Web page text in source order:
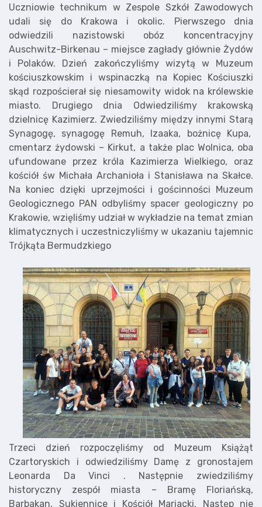
Uczniowie technikum w Zespole Szkół Zawodowych
udali się do Krakowa i okolic. Pierwszego dnia
odwiedzili nazistowski obóz koncentracyjny
Auschwitz-Birkenau – miejsce zagłady głównie Żydów
i Polaków. Dzień zakończyliśmy wizytą w Muzeum
kościuszkowskim i wspinaczką na Kopiec Kościuszki
skąd rozpościerał się niesamowity widok na królewskie
miasto. Drugiego dnia Odwiedziliśmy krakowską
dzielnicę Kazimierz. Zwiedziliśmy między innymi Starą
Synagogę, synagogę Remuh, Izaaka, bożnicę Kupa,
cmentarz żydowski – Kirkut, a także plac Wolnica, oba
ufundowane przez króla Kazimierza Wielkiego, oraz
kościół św Michała Archanioła i Stanisława na Skałce.
Na koniec dzięki uprzejmości i gościnności Muzeum
Geologicznego PAN odbyliśmy spacer geologiczny po
Krakowie, wzięliśmy udział w wykładzie na temat zmian
klimatycznych i uczestniczyliśmy w ukazaniu tajemnic
Trójkąta Bermudzkiego
Trzeci dzień rozpoczęliśmy od Muzeum Książąt
Czartoryskich i odwiedziliśmy Damę z gronostajem
Leonarda Da Vinci . Następnie zwiedziliśmy
historyczny zespół miasta – Bramę Floriańską,
Barbakan, Sukiennice i Kościół Mariacki. Następ nie